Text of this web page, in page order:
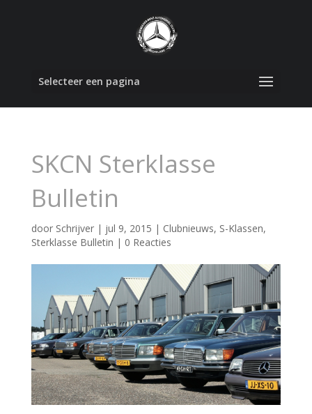
Selecteer een pagina
SKCN Sterklasse
Bulletin
door Schrijver| jul 9, 2015 | Clubnieuws, S-Klassen,
Sterklasse Bulletin | 0 Reacties